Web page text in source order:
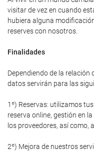
visitar de vez en cuando
hubiera alguna
reserves con nosotros.
Finalidades
Dependiendo de la
datos servirán para las
1º) Reservas: utilizamos
reserva online, gestión en
los proveedores, así como,
2º) Mejora de nuestros